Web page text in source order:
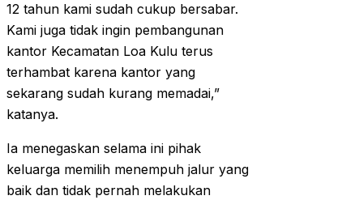
12 tahun kami sudah cukup bersabar.
Kami juga tidak ingin pembangunan
kantor Kecamatan Loa Kulu terus
terhambat karena kantor yang
sekarang sudah kurang memadai,”
katanya.
Ia menegaskan selama ini pihak
keluarga memilih menempuh jalur yang
baik dan tidak pernah melakukan